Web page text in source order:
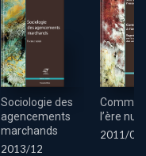
Sociologie des
agencements
marchands
2013/12
l’ère
2011/03